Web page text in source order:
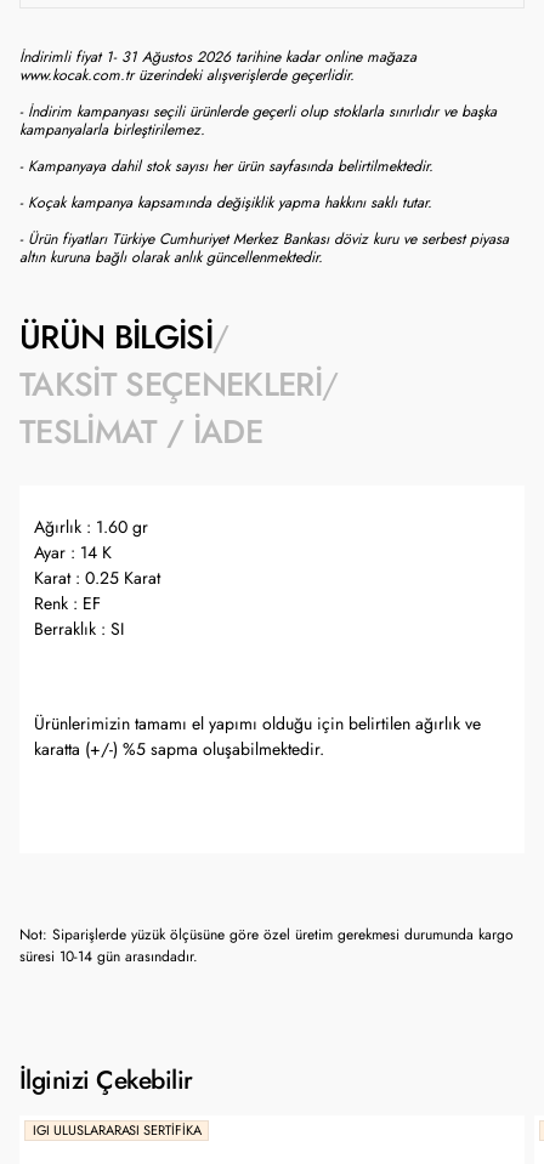
İndirimli fiyat 1- 31 Ağustos 2026 tarihine kadar online mağaza
www.kocak.com.tr üzerindeki alışverişlerde geçerlidir.
- İndirim kampanyası seçili ürünlerde geçerli olup stoklarla sınırlıdır ve başka
kampanyalarla birleştirilemez.
- Kampanyaya dahil stok sayısı her ürün sayfasında belirtilmektedir.
- Koçak kampanya kapsamında değişiklik yapma hakkını saklı tutar.
- Ürün fiyatları Türkiye Cumhuriyet Merkez Bankası döviz kuru ve serbest piyasa
altın kuruna bağlı olarak anlık güncellenmektedir.
ÜRÜN BILGISI
TAKSIT SEÇENEKLERI
TESLIMAT / İADE
Ağırlık : 1.60 gr
Ayar : 14 K
Karat : 0.25 Karat
Renk : EF
Berraklık : SI
Ürünlerimizin tamamı el yapımı olduğu için belirtilen ağırlık ve
karatta (+/-) %5 sapma oluşabilmektedir.
Not: Siparişlerde yüzük ölçüsüne göre özel üretim gerekmesi durumunda kargo
süresi 10-14 gün arasındadır.
İlginizi Çekebilir
IGI ULUSLARARASI SERTIFIKA